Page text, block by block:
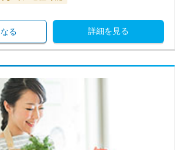
詳細を見る
る